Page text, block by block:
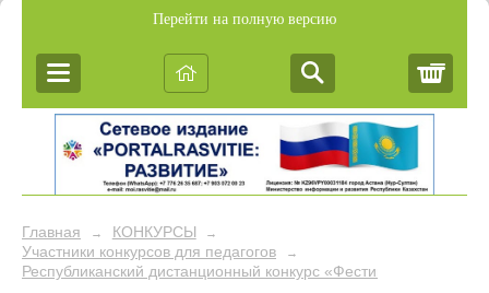
Перейти на полную версию
Главная → КОНКУРСЫ →
Участники конкурсов для педагогов →
Республиканский дистанционный конкурс «Фестиваль